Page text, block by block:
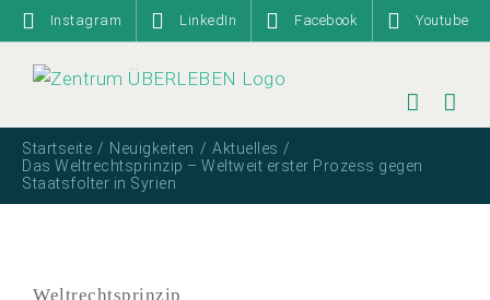
Zum
Inhalt
springen
Instagram LinkedIn Facebook Youtube
Startseite Neuigkeiten
Aktuelles
Das Weltrechtsprinzip – Weltweit erster Prozess gegen
Staatsfolter in Syrien
Weltrechtsprinzip